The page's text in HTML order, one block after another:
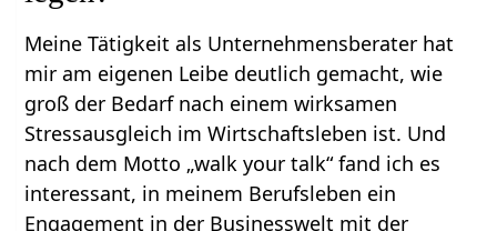
Meine Tätigkeit als Unternehmensberater hat
mir am eigenen Leibe deutlich gemacht, wie
groß der Bedarf nach einem wirksamen
Stressausgleich im Wirtschaftsleben ist. Und
nach dem Motto „walk your talk“ fand ich es
interessant, in meinem Berufsleben ein
Engagement in der Businesswelt mit der